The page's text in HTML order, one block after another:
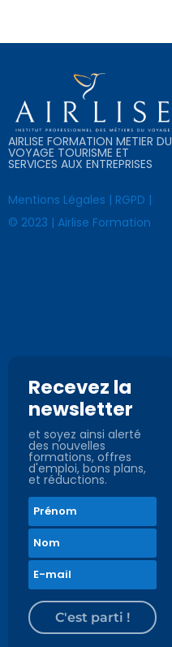
AIRLISE FORMATION METIER DU
VOYAGE TOURISME ET
SERVICES AUX ENTREPRISES
Mentions Légales | RGPD |
© 2023 | Airlise Formation
Recevez la
newsletter
et soyez ainsi alerté
des nouvelles
formations, offres
d'emploi, bons plans,
et réductions.
C'est parti !